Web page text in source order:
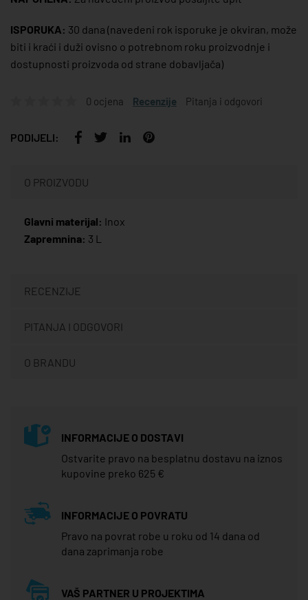
ISPORUKA: 30 dana (navedeni rok isporuke je okviran, može
biti i kraći i duži ovisno o potrebnom roku proizvodnje i
dostupnosti proizvoda od strane dobavljača)
0 ocjena Recenzije Pitanja i odgovori
PODIJELI:
O PROIZVODU
Glavni materijal: Inox
Zapremnina: 3 L
RECENZIJE
PITANJA I ODGOVORI
O BRANDU
INFORMACIJE O DOSTAVI
Ostvarite pravo na besplatnu dostavu na iznos
kupovine preko 625 €
INFORMACIJE O POVRATU
Pravo na povrat robe u roku od 14 dana od
dana zaprimanja robe
VAŠ PARTNER U PROJEKTIMA